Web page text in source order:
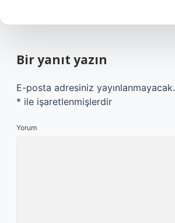
Bir yanıt yazın
E-posta adresiniz yayınlanmayacak.
* ile işaretlenmişlerdir
Yorum